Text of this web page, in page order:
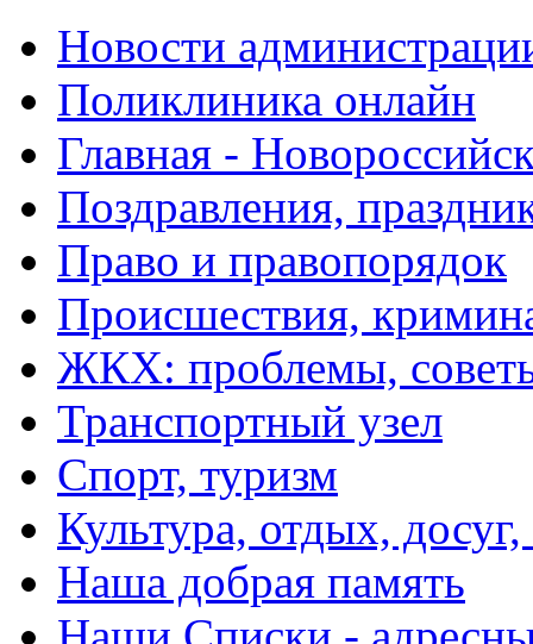
Новости
Поликлиника онлайн
Главная -
Поздравления,
Право и правопорядок
Происшествия,
ЖКХ: проблемы,
Транспортный узел
Спорт, туризм
Культура, отдых,
Наша добрая память